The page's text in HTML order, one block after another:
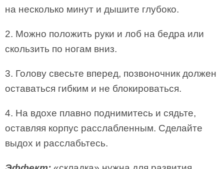
на несколько минут и дышите глубоко.
2. Можно положить руки и лоб на бедра или
скользить по ногам вниз.
3. Голову свесьте вперед, позвоночник должен
оставаться гибким и не блокироваться.
4. На вдохе плавно поднимитесь и сядьте,
оставляя корпус расслабленным. Сделайте
выдох и расслабьтесь.